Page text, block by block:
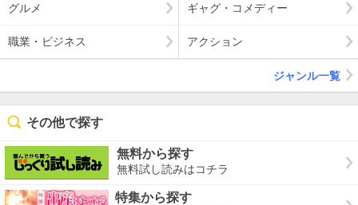
グルメ ギャグ・コメディー
職業・ビジネス アクション
ジャンル一覧
その他で探す
無料から探す
無料試し読みはコチラ
特集から探す